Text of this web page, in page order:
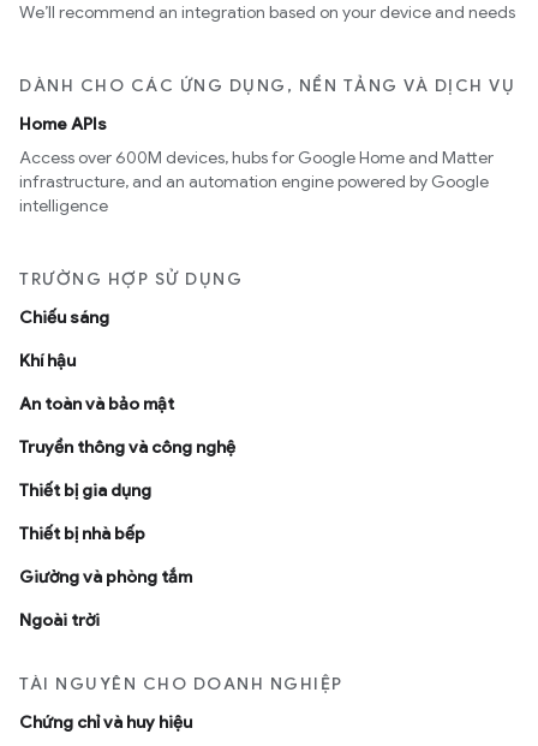
We’ll recommend an integration based on your device and needs
DÀNH CHO CÁC ỨNG DỤNG, NỀN TẢNG VÀ DỊCH VỤ
Home APIs
Access over 600M devices, hubs for Google Home and Matter
infrastructure, and an automation engine powered by Google
intelligence
TRƯỜNG HỢP SỬ DỤNG
Chiếu sáng
Khí hậu
An toàn và bảo mật
Truyền thông và công nghệ
Thiết bị gia dụng
Thiết bị nhà bếp
Giường và phòng tắm
Ngoài trời
TÀI NGUYÊN CHO DOANH NGHIỆP
Chứng chỉ và huy hiệu